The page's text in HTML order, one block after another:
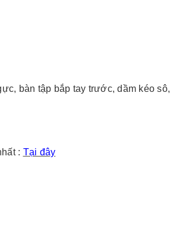
bàn tập bắp tay trước, dầm kéo sô,
: Tại đây